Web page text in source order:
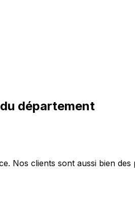
département
Nos clients sont aussi bien des